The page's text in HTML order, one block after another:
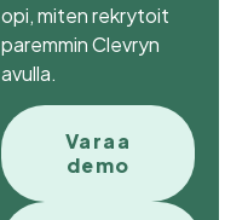
opi, miten rekrytoit
paremmin Clevryn
avulla.
Varaa
demo